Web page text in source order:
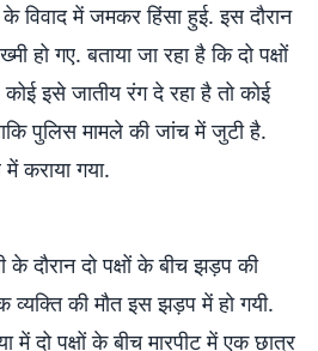
विवाद में जमकर हिंसा हुई. इस दौरान
हो गए. बताया जा रहा है कि दो पक्षों
इसे जातीय रंग दे रहा है तो कोई
पुलिस मामले की जांच में जुटी है.
कराया गया.
दौरान दो पक्षों के बीच झड़प की
व्यक्ति की मौत इस झड़प में हो गयी.
दो पक्षों के बीच मारपीट में एक छात्र